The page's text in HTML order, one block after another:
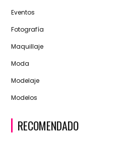
Eventos
Fotografía
Maquillaje
Moda
Modelaje
Modelos
RECOMENDADO